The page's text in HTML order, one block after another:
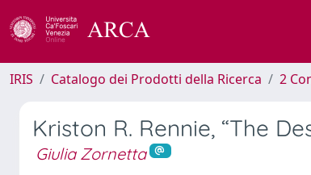
IRIS Catalogo dei Prodotti della Ricerca 2
Kriston R. Rennie, “The
Giulia Zornetta